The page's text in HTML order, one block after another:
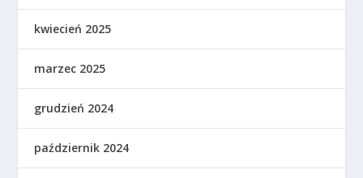
kwiecień 2025
marzec 2025
grudzień 2024
październik 2024